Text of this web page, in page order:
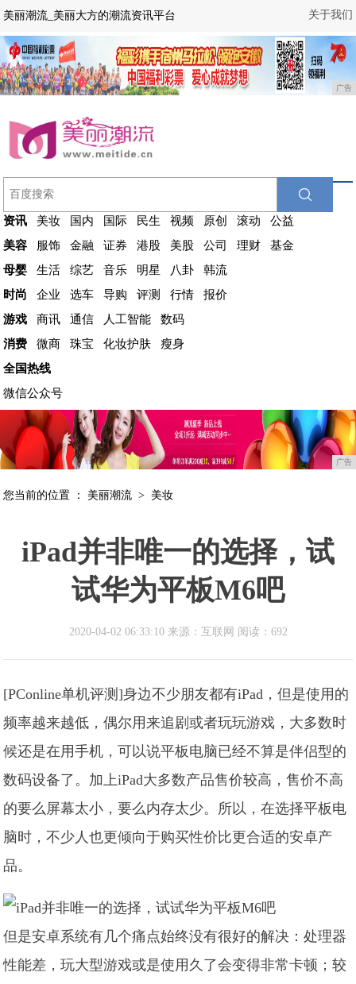
关于我们
美丽潮流_美丽大方的潮流资讯平台
广告
资讯 美妆 国内 国际 民生 视频 原创 滚动
公益
美容
服饰 金融 证券 港股 美股 公司 理财
基金
母婴
生活 综艺 音乐 明星 八卦
韩流
时尚
企业 选车 导购 评测 行情
报价
游戏
商讯 通信 人工智能
数码
消费
微商 珠宝 化妆护肤
瘦身
全国热线
微信公众号
广告
您当前的位置 ： 美丽潮流 > 美妆
iPad并非唯一的选择，试
试华为平板M6吧
2020-04-02 06:33:10 来源：互联网 阅读：692
[PConline单机评测]身边不少朋友都有iPad，但是使用的
频率越来越低，偶尔用来追剧或者玩玩游戏，大多数时
候还是在用手机，可以说平板电脑已经不算是伴侣型的
数码设备了。加上iPad大多数产品售价较高，售价不高
的要么屏幕太小，要么内存太少。所以，在选择平板电
脑时，不少人也更倾向于购买性价比更合适的安卓产
品。
但是安卓系统有几个痛点始终没有很好的解决：处理器
性能差，玩大型游戏或是使用久了会变得非常卡顿；较